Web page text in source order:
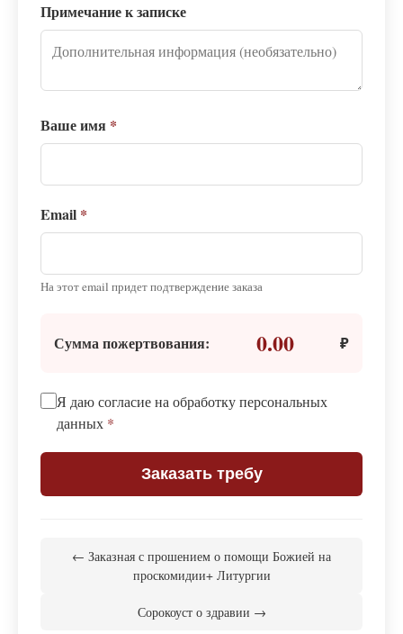
Примечание к записке
Ваше имя *
Email *
На этот email придет подтверждение заказа
Сумма пожертвования: 0.00 ₽
Я даю согласие на обработку персональных
данных *
Заказать требу
← Заказная с прошением о помощи Божией на
проскомидии+ Литургии
Сорокоуст о здравии →